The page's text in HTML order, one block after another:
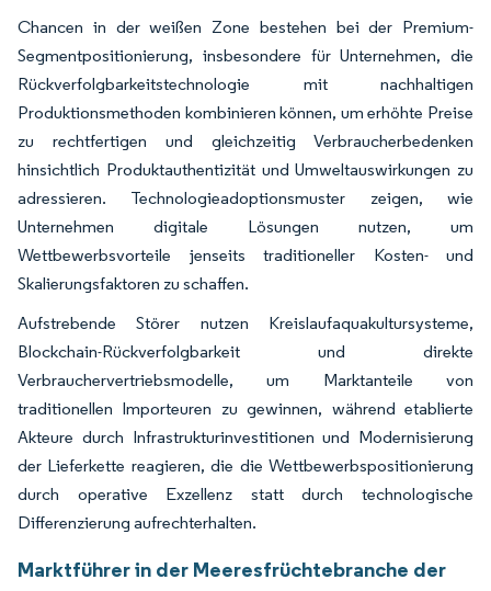
Chancen in der weißen Zone bestehen bei der Premium-
Segmentpositionierung, insbesondere für Unternehmen, die
Rückverfolgbarkeitstechnologie mit nachhaltigen
Produktionsmethoden kombinieren können, um erhöhte Preise
zu rechtfertigen und gleichzeitig Verbraucherbedenken
hinsichtlich Produktauthentizität und Umweltauswirkungen zu
adressieren. Technologieadoptionsmuster zeigen, wie
Unternehmen digitale Lösungen nutzen, um
Wettbewerbsvorteile jenseits traditioneller Kosten- und
Skalierungsfaktoren zu schaffen.
Aufstrebende Störer nutzen Kreislaufaquakultursysteme,
Blockchain-Rückverfolgbarkeit und direkte
Verbrauchervertriebsmodelle, um Marktanteile von
traditionellen Importeuren zu gewinnen, während etablierte
Akteure durch Infrastrukturinvestitionen und Modernisierung
der Lieferkette reagieren, die die Wettbewerbspositionierung
durch operative Exzellenz statt durch technologische
Differenzierung aufrechterhalten.
Marktführer in der Meeresfrüchtebranche der